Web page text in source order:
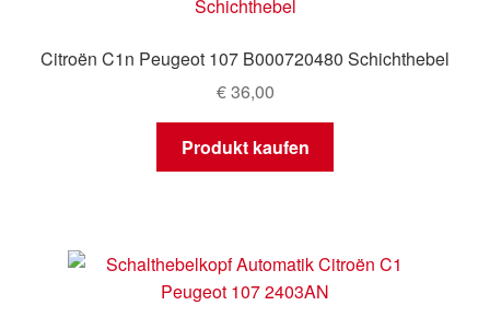
Citroën C1n Peugeot 107 B000720480 Schichthebel
€36,00
Produkt kaufen